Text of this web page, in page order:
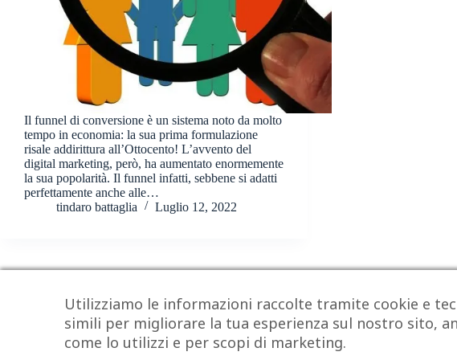
Il funnel di conversione è un sistema noto da molto
tempo in economia: la sua prima formulazione
risale addirittura all’Ottocento! L’avvento del
digital marketing, però, ha aumentato enormemente
la sua popolarità. Il funnel infatti, sebbene si adatti
perfettamente anche alle…
tindaro battaglia
Luglio 12, 2022
Utilizziamo le informazioni raccolte tramite cookie e
simili per migliorare la tua esperienza sul nostro sito,
come lo utilizzi e per scopi di marketing.